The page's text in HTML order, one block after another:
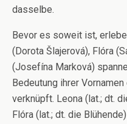
dasselbe.
Bevor es soweit ist,
(Dorota Šlajerová), Flóra
(Josefína Marková)
Bedeutung ihrer
verknüpft. Leona (lat.; dt.
Flóra (lat.; dt. die